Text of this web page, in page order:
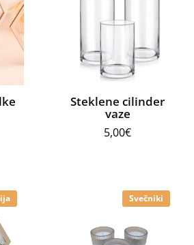
Steklene cilinder
vaze
5,00€
Svečniki